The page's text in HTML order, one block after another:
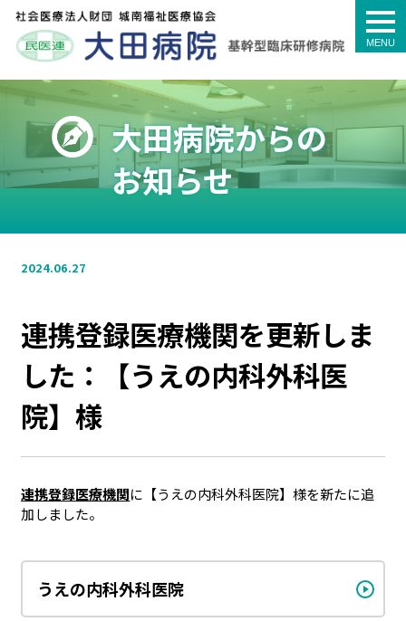
大田病院からの
お知らせ
2024.06.27
連携登録医療機関を更新しま
した：【うえの内科外科医
院】様
連携登録医療機関に【うえの内科外科医院】様を新たに追
加しました。
うえの内科外科医院